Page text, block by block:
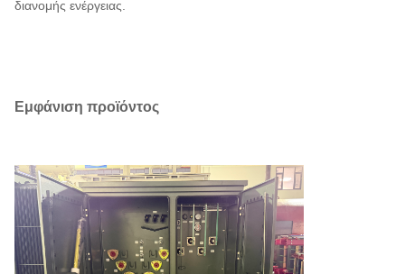
διανομής ενέργειας.
Εμφάνιση προϊόντος